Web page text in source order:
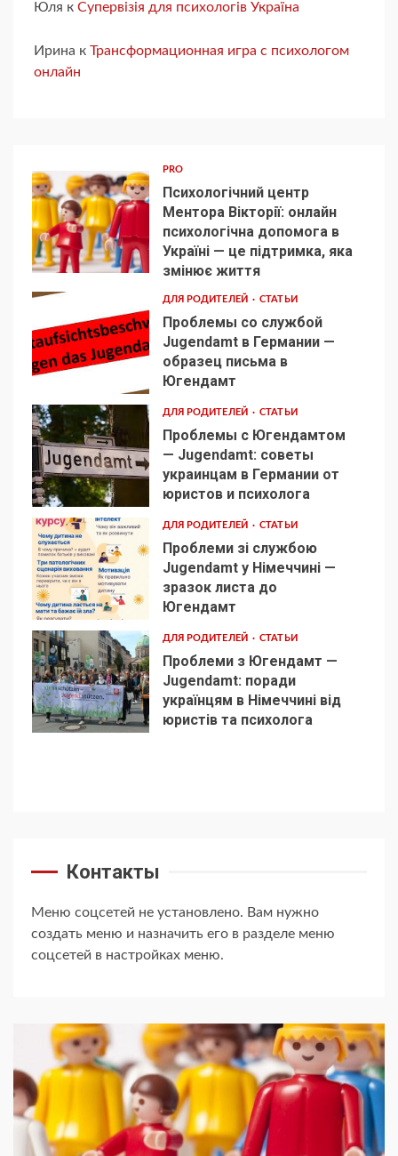
Юля к Супервізія для психологів Україна
Ирина к Трансформационная игра с психологом
онлайн
1
PRO
Психологічний центр
Ментора Вікторії: онлайн
психологічна допомога в
Україні — це підтримка, яка
змінює життя
2
ДЛЯ РОДИТЕЛЕЙ СТАТЬИ
Проблемы со службой
Jugendamt в Германии —
образец письма в
Югендамт
3
ДЛЯ РОДИТЕЛЕЙ СТАТЬИ
Проблемы с Югендамтом
— Jugendamt: советы
украинцам в Германии от
юристов и психолога
4
ДЛЯ РОДИТЕЛЕЙ СТАТЬИ
Проблеми зі службою
Jugendamt у Німеччині —
зразок листа до
Югендамт
5
ДЛЯ РОДИТЕЛЕЙ СТАТЬИ
Проблеми з Югендамт —
Jugendamt: поради
українцям в Німеччині від
юристів та психолога
Контакты
Меню соцсетей не установлено. Вам нужно
создать меню и назначить его в разделе меню
соцсетей в настройках меню.